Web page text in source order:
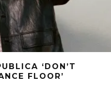
‘DON’T
FLOOR’